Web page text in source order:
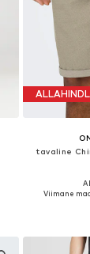
tavaline
Viimane